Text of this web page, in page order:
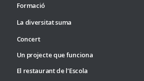
Formació
La diversitat suma
Concert
Un projecte que funciona
El restaurant de l’Escola